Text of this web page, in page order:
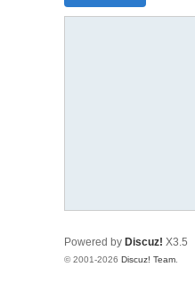
Powered by Discuz! X3.5
© 2001-2026 Discuz! Team